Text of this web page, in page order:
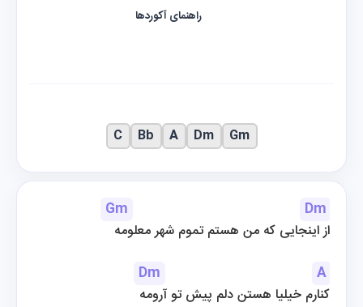
Gm
Dm
از اینجایی که من هستم تموم شهر معلومه
Dm
A
کنارم خیلیا هستن دلم پیش تو آرومه
راهنمای آکوردها
Gm
Dm
A
Bb
C